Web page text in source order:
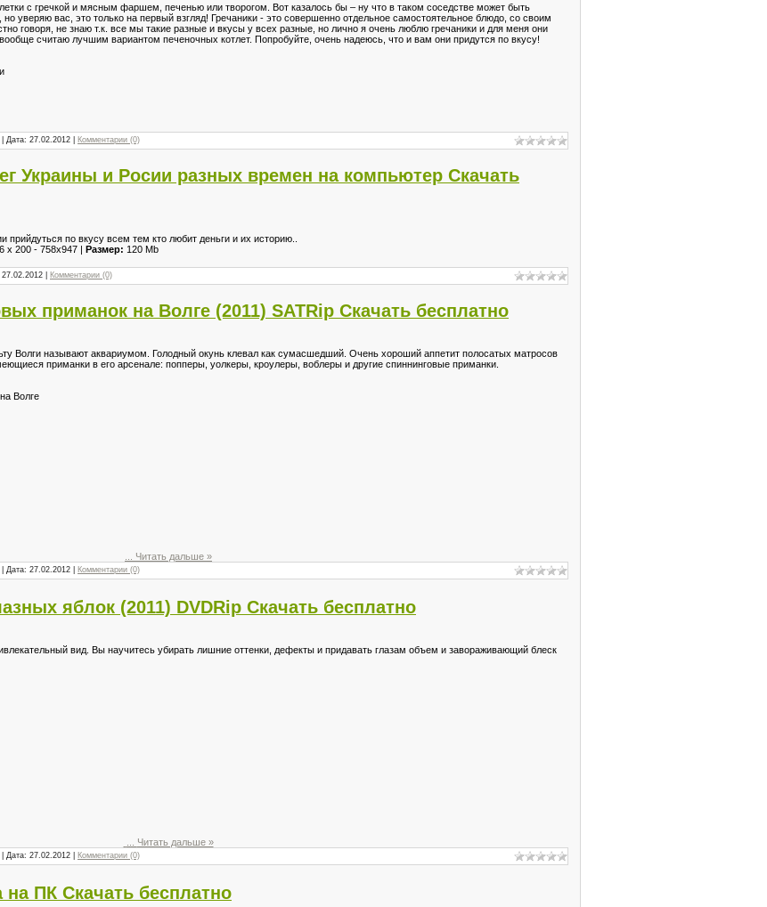
с гречкой и мясным фаршем, печенью или творогом. Вот казалось бы – ну что в таком соседстве может быть
уверяю вас, это только на первый взгляд! Гречаники - это совершенно отдельное самостоятельное блюдо, со своим
говоря, не знаю т.к. все мы такие разные и вкусы у всех разные, но лично я очень люблю гречаники и для меня они
считаю лучшим вариантом печеночных котлет. Попробуйте, очень надеюсь, что и вам они придутся по вкусу!
| Дата: 27.02.2012 Комментарии (0)
Украины и Росии разных времен на компьютер Скачать
по вкусу всем тем кто любит деньги и их историю..
x 200 - 758x947 | Размер: 120 Mb
27.02.2012 Комментарии (0)
приманок на Волге (2011) SATRip Скачать бесплатно
Волги называют аквариумом. Голодный окунь клевал как сумасшедший. Очень хороший аппетит полосатых матросов
приманки в его арсенале: попперы, уолкеры, кроулеры, воблеры и другие спиннинговые приманки.
Волге
Читать дальше »
| Дата: 27.02.2012 Комментарии (0)
яблок (2011) DVDRip Скачать бесплатно
вид. Вы научитесь убирать лишние оттенки, дефекты и придавать глазам объем и завораживающий блеск
Читать дальше »
| Дата: 27.02.2012 Комментарии (0)
на ПК Скачать бесплатно